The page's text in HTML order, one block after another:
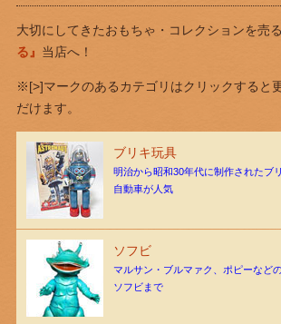
大切にしてきたおもちゃ・コレクションを売
る』 当店へ！
※[>]マークのあるカテゴリはクリックすると
だけます。
ブリキ玩具
明治から昭和30年代に制作されたブ
自動車が人気
ソフビ
マルサン・ブルマァク、ポピーなど
ソフビまで